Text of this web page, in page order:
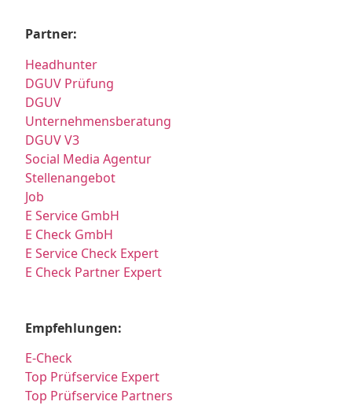
Partner:
Headhunter
DGUV Prüfung
DGUV
Unternehmensberatung
DGUV V3
Social Media Agentur
Stellenangebot
Job
E Service GmbH
E Check GmbH
E Service Check Expert
E Check Partner Expert
Empfehlungen:
E-Check
Top Prüfservice Expert
Top Prüfservice Partners